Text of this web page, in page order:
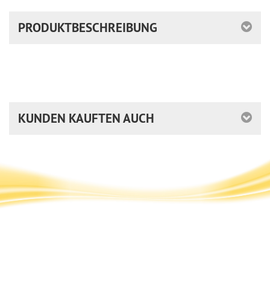
PRODUKTBESCHREIBUNG
KUNDEN KAUFTEN AUCH